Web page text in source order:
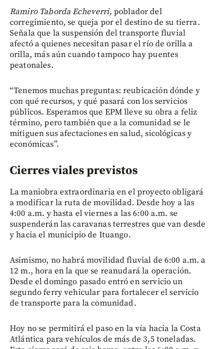
Ramiro Taborda Echeverri, poblador del
corregimiento, se queja por el destino de su tierra.
Señala que la suspensión del transporte fluvial
afectó a quienes necesitan pasar el río de orilla a
orilla, más aún cuando tampoco hay puentes
peatonales.
“Tenemos muchas preguntas: reubicación dónde y
con qué recursos, y qué pasará con los servicios
públicos. Esperamos que EPM lleve su obra a feliz
término, pero también que a la comunidad se le
mitiguen sus afectaciones en salud, sicológicas y
económicas”.
Cierres viales previstos
La maniobra extraordinaria en el proyecto obligará
a modificar la ruta de movilidad. Desde hoy a las
4:00 a.m. y hasta el viernes a las 6:00 a.m. se
suspenderán las caravanas terrestres que van desde
y hacia el municipio de Ituango.
Asimismo, no habrá movilidad fluvial de 6:00 a.m. a
12 m., hora en la que se reanudará la operación.
Desde el domingo pasado entró en servicio un
segundo ferry vehicular para fortalecer el servicio
de transporte para la comunidad.
Hoy no se permitirá el paso en la vía hacia la Costa
Atlántica para vehículos de más de 3,5 toneladas.